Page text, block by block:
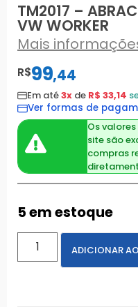
TM2017 –
VW WORKER
Mais
R$99,44
Em até3x de R$ 33,14
Ver formas de
Os
site são
compras
5 em estoque
ADICIONAR